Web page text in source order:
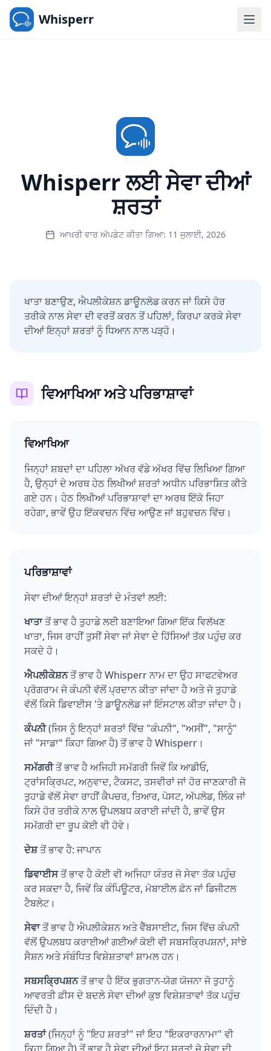
Whisperr
Whisperr ਲਈ ਸੇਵਾ ਦੀਆਂ
ਸ਼ਰਤਾਂ
ਆਖਰੀ ਵਾਰ ਅੱਪਡੇਟ ਕੀਤਾ ਗਿਆ: 11 ਜੁਲਾਈ, 2026
ਖਾਤਾ ਬਣਾਉਣ, ਐਪਲੀਕੇਸ਼ਨ ਡਾਊਨਲੋਡ ਕਰਨ ਜਾਂ ਕਿਸੇ ਹੋਰ
ਤਰੀਕੇ ਨਾਲ ਸੇਵਾ ਦੀ ਵਰਤੋਂ ਕਰਨ ਤੋਂ ਪਹਿਲਾਂ, ਕਿਰਪਾ ਕਰਕੇ ਸੇਵਾ
ਦੀਆਂ ਇਨ੍ਹਾਂ ਸ਼ਰਤਾਂ ਨੂੰ ਧਿਆਨ ਨਾਲ ਪੜ੍ਹੋ।
ਵਿਆਖਿਆ ਅਤੇ ਪਰਿਭਾਸ਼ਾਵਾਂ
ਵਿਆਖਿਆ
ਜਿਨ੍ਹਾਂ ਸ਼ਬਦਾਂ ਦਾ ਪਹਿਲਾ ਅੱਖਰ ਵੱਡੇ ਅੱਖਰ ਵਿੱਚ ਲਿਖਿਆ ਗਿਆ
ਹੈ, ਉਨ੍ਹਾਂ ਦੇ ਅਰਥ ਹੇਠ ਲਿਖੀਆਂ ਸ਼ਰਤਾਂ ਅਧੀਨ ਪਰਿਭਾਸ਼ਿਤ ਕੀਤੇ
ਗਏ ਹਨ। ਹੇਠ ਲਿਖੀਆਂ ਪਰਿਭਾਸ਼ਾਵਾਂ ਦਾ ਅਰਥ ਇੱਕੋ ਜਿਹਾ
ਰਹੇਗਾ, ਭਾਵੇਂ ਉਹ ਇੱਕਵਚਨ ਵਿੱਚ ਆਉਣ ਜਾਂ ਬਹੁਵਚਨ ਵਿੱਚ।
ਪਰਿਭਾਸ਼ਾਵਾਂ
ਸੇਵਾ ਦੀਆਂ ਇਨ੍ਹਾਂ ਸ਼ਰਤਾਂ ਦੇ ਮੰਤਵਾਂ ਲਈ:
ਖਾਤਾਤੋਂ ਭਾਵ ਹੈ ਤੁਹਾਡੇ ਲਈ ਬਣਾਇਆ ਗਿਆ ਇੱਕ ਵਿਲੱਖਣ
ਖਾਤਾ, ਜਿਸ ਰਾਹੀਂ ਤੁਸੀਂ ਸੇਵਾ ਜਾਂ ਸੇਵਾ ਦੇ ਹਿੱਸਿਆਂ ਤੱਕ ਪਹੁੰਚ ਕਰ
ਸਕਦੇ ਹੋ।
ਐਪਲੀਕੇਸ਼ਨਤੋਂ ਭਾਵ ਹੈ Whisperr ਨਾਮ ਦਾ ਉਹ ਸਾਫਟਵੇਅਰ
ਪ੍ਰੋਗਰਾਮ ਜੋ ਕੰਪਨੀ ਵੱਲੋਂ ਪ੍ਰਦਾਨ ਕੀਤਾ ਜਾਂਦਾ ਹੈ ਅਤੇ ਜੋ ਤੁਹਾਡੇ
ਵੱਲੋਂ ਕਿਸੇ ਡਿਵਾਈਸ 'ਤੇ ਡਾਊਨਲੋਡ ਜਾਂ ਇੰਸਟਾਲ ਕੀਤਾ ਜਾਂਦਾ ਹੈ।
ਕੰਪਨੀ(ਜਿਸ ਨੂੰ ਇਨ੍ਹਾਂ ਸ਼ਰਤਾਂ ਵਿੱਚ "ਕੰਪਨੀ", "ਅਸੀਂ", "ਸਾਨੂੰ"
ਜਾਂ "ਸਾਡਾ" ਕਿਹਾ ਗਿਆ ਹੈ) ਤੋਂ ਭਾਵ ਹੈ Whisperr।
ਸਮੱਗਰੀਤੋਂ ਭਾਵ ਹੈ ਅਜਿਹੀ ਸਮੱਗਰੀ ਜਿਵੇਂ ਕਿ ਆਡੀਓ,
ਟ੍ਰਾਂਸਕ੍ਰਿਪਟ, ਅਨੁਵਾਦ, ਟੈਕਸਟ, ਤਸਵੀਰਾਂ ਜਾਂ ਹੋਰ ਜਾਣਕਾਰੀ ਜੋ
ਤੁਹਾਡੇ ਵੱਲੋਂ ਸੇਵਾ ਰਾਹੀਂ ਕੈਪਚਰ, ਤਿਆਰ, ਪੋਸਟ, ਅੱਪਲੋਡ, ਲਿੰਕ ਜਾਂ
ਕਿਸੇ ਹੋਰ ਤਰੀਕੇ ਨਾਲ ਉਪਲਬਧ ਕਰਾਈ ਜਾਂਦੀ ਹੈ, ਭਾਵੇਂ ਉਸ
ਸਮੱਗਰੀ ਦਾ ਰੂਪ ਕੋਈ ਵੀ ਹੋਵੇ।
ਦੇਸ਼ਤੋਂ ਭਾਵ ਹੈ: ਜਾਪਾਨ
ਡਿਵਾਈਸਤੋਂ ਭਾਵ ਹੈ ਕੋਈ ਵੀ ਅਜਿਹਾ ਯੰਤਰ ਜੋ ਸੇਵਾ ਤੱਕ ਪਹੁੰਚ
ਕਰ ਸਕਦਾ ਹੈ, ਜਿਵੇਂ ਕਿ ਕੰਪਿਊਟਰ, ਮੋਬਾਈਲ ਫ਼ੋਨ ਜਾਂ ਡਿਜੀਟਲ
ਟੈਬਲੇਟ।
ਸੇਵਾਤੋਂ ਭਾਵ ਹੈ ਐਪਲੀਕੇਸ਼ਨ ਅਤੇ ਵੈੱਬਸਾਈਟ, ਜਿਸ ਵਿੱਚ ਕੰਪਨੀ
ਵੱਲੋਂ ਉਪਲਬਧ ਕਰਾਈਆਂ ਗਈਆਂ ਕੋਈ ਵੀ ਸਬਸਕ੍ਰਿਪਸ਼ਨਾਂ, ਸਾਂਝੇ
ਸੈਸ਼ਨ ਅਤੇ ਸੰਬੰਧਿਤ ਵਿਸ਼ੇਸ਼ਤਾਵਾਂ ਸ਼ਾਮਲ ਹਨ।
ਸਬਸਕ੍ਰਿਪਸ਼ਨਤੋਂ ਭਾਵ ਹੈ ਇੱਕ ਭੁਗਤਾਨ-ਯੋਗ ਯੋਜਨਾ ਜੋ ਤੁਹਾਨੂੰ
ਆਵਰਤੀ ਫ਼ੀਸ ਦੇ ਬਦਲੇ ਸੇਵਾ ਦੀਆਂ ਕੁਝ ਵਿਸ਼ੇਸ਼ਤਾਵਾਂ ਤੱਕ ਪਹੁੰਚ
ਦਿੰਦੀ ਹੈ।
ਸ਼ਰਤਾਂ(ਜਿਨ੍ਹਾਂ ਨੂੰ "ਇਹ ਸ਼ਰਤਾਂ" ਜਾਂ ਇਹ "ਇਕਰਾਰਨਾਮਾ" ਵੀ